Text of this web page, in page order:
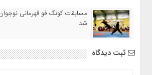
مسابقات کونگ فو قهرمانی
شد
ثبت دیدگاه